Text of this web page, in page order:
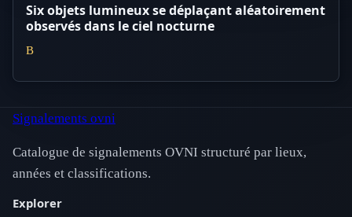
Six objets lumineux se déplaçant aléatoirement
observés dans le ciel nocturne
B
Signalements ovni
Catalogue de signalements OVNI structuré par lieux,
années et classifications.
Explorer